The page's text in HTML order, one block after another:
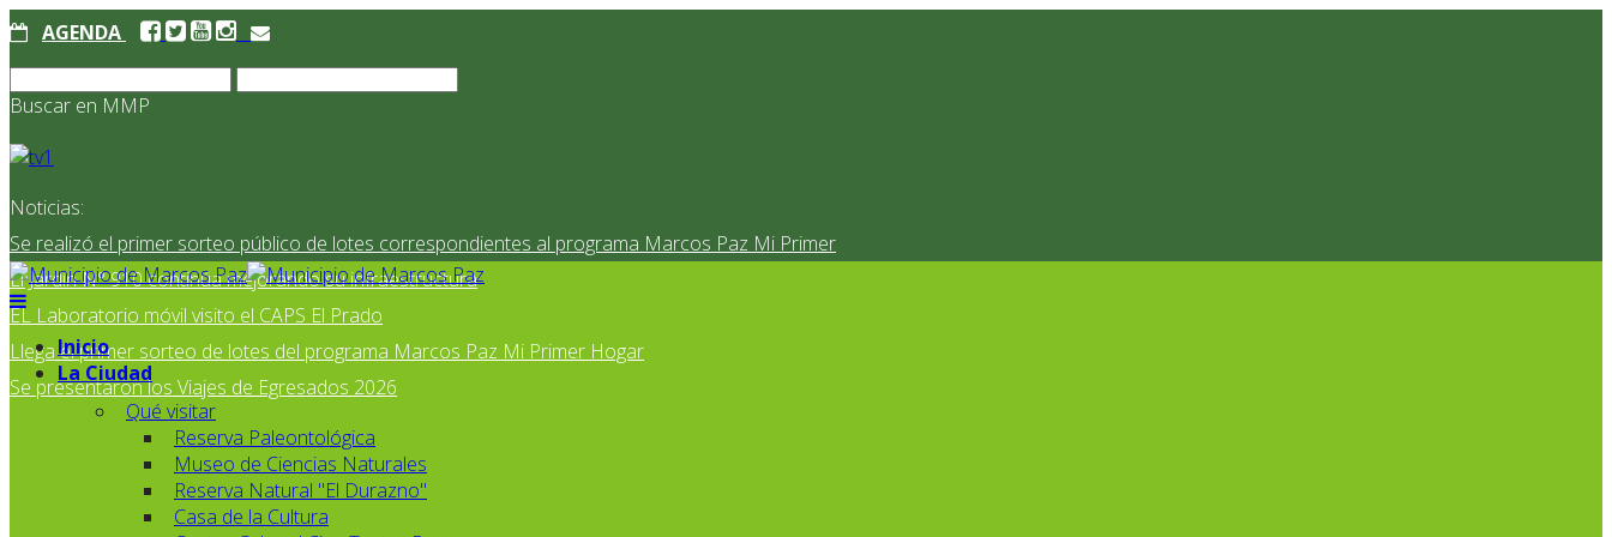
AGENDA
Buscar en MMP
Noticias:
Se realizó el primer sorteo público de lotes correspondientes al programa Marcos Paz Mi Primer
El Jardín N° 910 continúa mejorando su infraestructura
EL Laboratorio móvil visito el CAPS El Prado
Llega el primer sorteo de lotes del programa Marcos Paz Mi Primer Hogar
Se presentaron los Viajes de Egresados 2026
Inicio
La Ciudad
Qué visitar
Reserva Paleontológica
Museo de Ciencias Naturales
Reserva Natural "El Durazno"
Casa de la Cultura